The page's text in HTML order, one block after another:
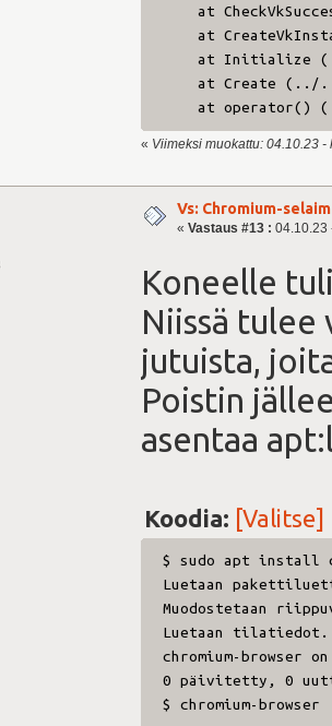
at
at
at Initialize (../../
at Create (../../
at operator() (../
« Viimeksi muokattu: 04.10.23
Vs: Chromium-
« Vastaus #13 : 04.10.23
Koneelle
Niissä tulee
jutuista,
Poistin
asentaa
Koodia: [Valitse]
$ sudo apt install
Luetaan
Muodostetaan
Luetaan
chromium-browser
0 päivitetty, 0
$ chromium-browser